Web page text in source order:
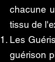
chacune
tissu de
Les
guérison